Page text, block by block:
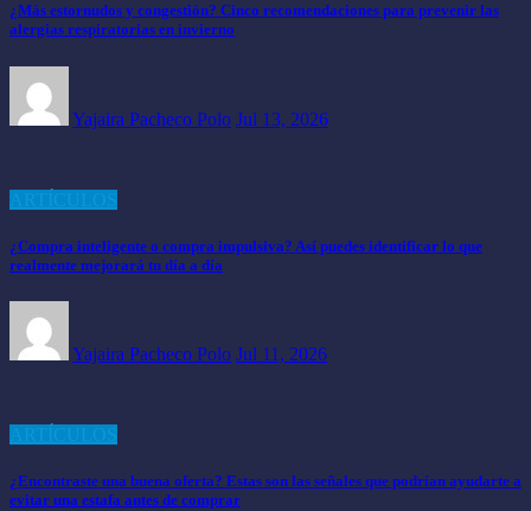
¿Más estornudos y congestión? Cinco recomendaciones para prevenir las
alergias respiratorias en invierno
Yajaira Pacheco Polo Jul 13, 2026
¿Compra inteligente o compra impulsiva? Así puedes identificar lo que
realmente mejorará tu día a día
Yajaira Pacheco Polo Jul 11, 2026
¿Encontraste una buena oferta? Estas son las señales que podrían ayudarte a
evitar una estafa antes de comprar